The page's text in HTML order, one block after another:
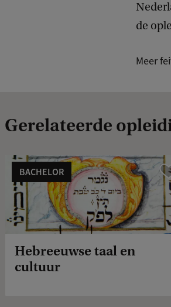
de
Meer
Gerelateerde
BACHELOR
Hebreeuwse taal en
cultuur